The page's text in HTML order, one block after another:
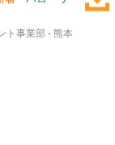
事業部 - 熊本